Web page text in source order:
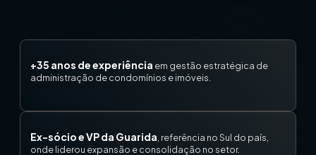
+35 anos de experiência em gestão estratégica de
administração de condomínios e imóveis.
Ex-sócio e VP da Guarida, referência no Sul do país,
onde liderou expansão e consolidação no setor.